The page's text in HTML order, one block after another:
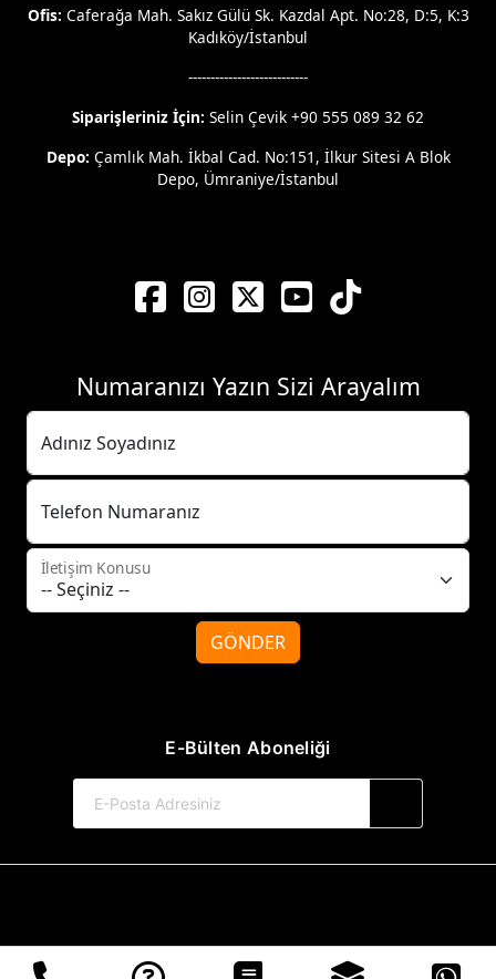
Ofis: Caferağa Mah. Sakız Gülü Sk. Kazdal Apt. No:28, D:5, K:3
Kadıköy/İstanbul
---------------------------
Siparişleriniz İçin: Selin Çevik +90 555 089 32 62
Depo: Çamlık Mah. İkbal Cad. No:151, İlkur Sitesi A Blok
Depo, Ümraniye/İstanbul
Numaranızı Yazın Sizi Arayalım
Adınız Soyadınız
Telefon Numaranız
İletişim Konusu
GÖNDER
E-Bülten Aboneliği